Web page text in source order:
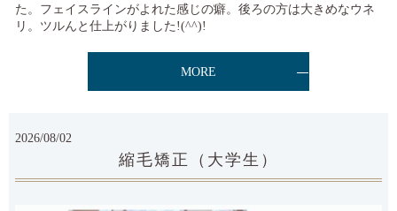
た。フェイスラインがよれた感じの癖。後ろの方は大きめなウネ
リ。ツルんと仕上がりました!(^^)!
MORE
2026/08/02
縮毛矯正（大学生）